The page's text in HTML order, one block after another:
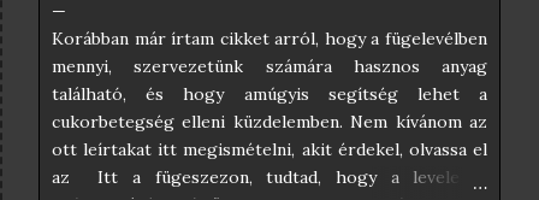
Korábban már írtam cikket arról, hogy a fügelevélben
mennyi, szervezetünk számára hasznos anyag
található, és hogy amúgyis segítség lehet a
cukorbetegség elleni küzdelemben. Nem kívánom az
ott leírtakat itt megismételni, akit érdekel, olvassa el
az Itt a fügeszezon, tudtad, hogy a levele is